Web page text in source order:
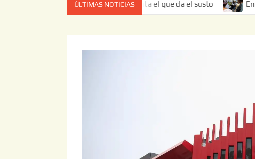
ÚLTIMAS NOTICIAS
no es el estado de cuenta el que da el susto Entrega